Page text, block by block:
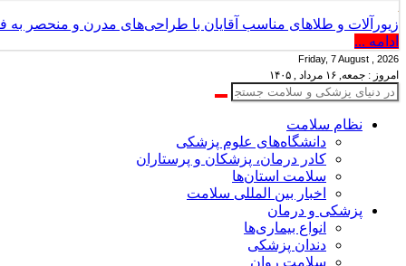
زیورآلات و طلاهای مناسب آقایان با طراحی‌های مدرن و منحصر به
ادامه ...
Friday, 7 August , 2026
امروز : جمعه, ۱۶ مرداد , ۱۴۰۵
نظام سلامت
دانشگاه‌های علوم پزشکی
کادر درمان، پزشکان و پرستاران
سلامت استان‌ها
اخبار بین المللی سلامت
پزشکی و درمان
انواع بیماری‌ها
دندان پزشکی
سلامت روان